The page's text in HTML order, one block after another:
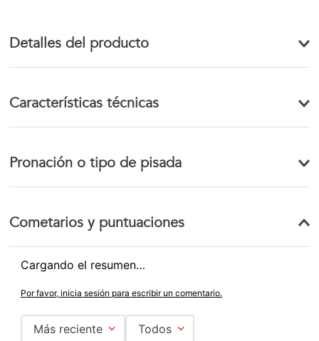
Detalles del producto
Características técnicas
Pronación o tipo de pisada
Cometarios y puntuaciones
Cargando el resumen…
Por favor, inicia sesión para escribir un comentario.
Más reciente
Todos